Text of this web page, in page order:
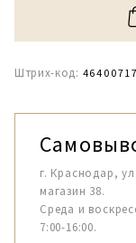
Штрих-код:
г. Краснодар,
магазин 38.
Среда и
7:00-16:00.